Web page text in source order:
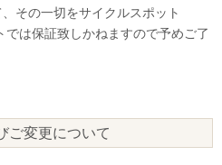
その一切をサイクルスポット
は保証致しかねますので予めご了
ご変更について